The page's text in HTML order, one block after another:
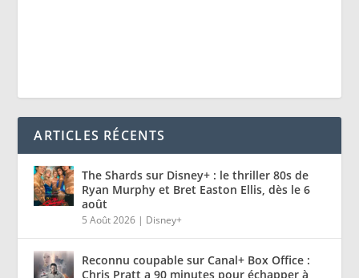
ARTICLES RÉCENTS
The Shards sur Disney+ : le thriller 80s de
Ryan Murphy et Bret Easton Ellis, dès le 6
août
5 Août 2026 | Disney+
Reconnu coupable sur Canal+ Box Office :
Chris Pratt a 90 minutes pour échapper à